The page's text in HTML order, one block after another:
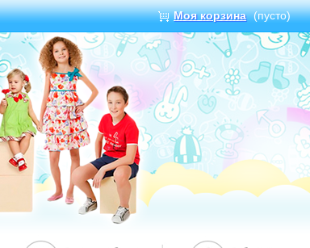
Моя корзина (пусто)